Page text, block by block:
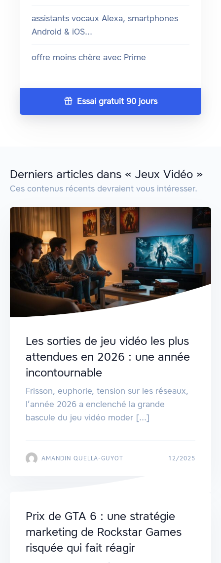
assistants vocaux Alexa, smartphones
Android & iOS...
offre moins chère avec Prime
Essai gratuit 90 jours
Derniers articles dans « Jeux Vidéo »
Ces contenus récents devraient vous intéresser.
Les sorties de jeu vidéo les plus
attendues en 2026 : une année
incontournable
Frisson, euphorie, tension sur les réseaux,
l’année 2026 a enclenché la grande
bascule du jeu vidéo moder [...]
AMANDIN QUELLA-GUYOT 12/2025
Prix de GTA 6 : une stratégie
marketing de Rockstar Games
risquée qui fait réagir